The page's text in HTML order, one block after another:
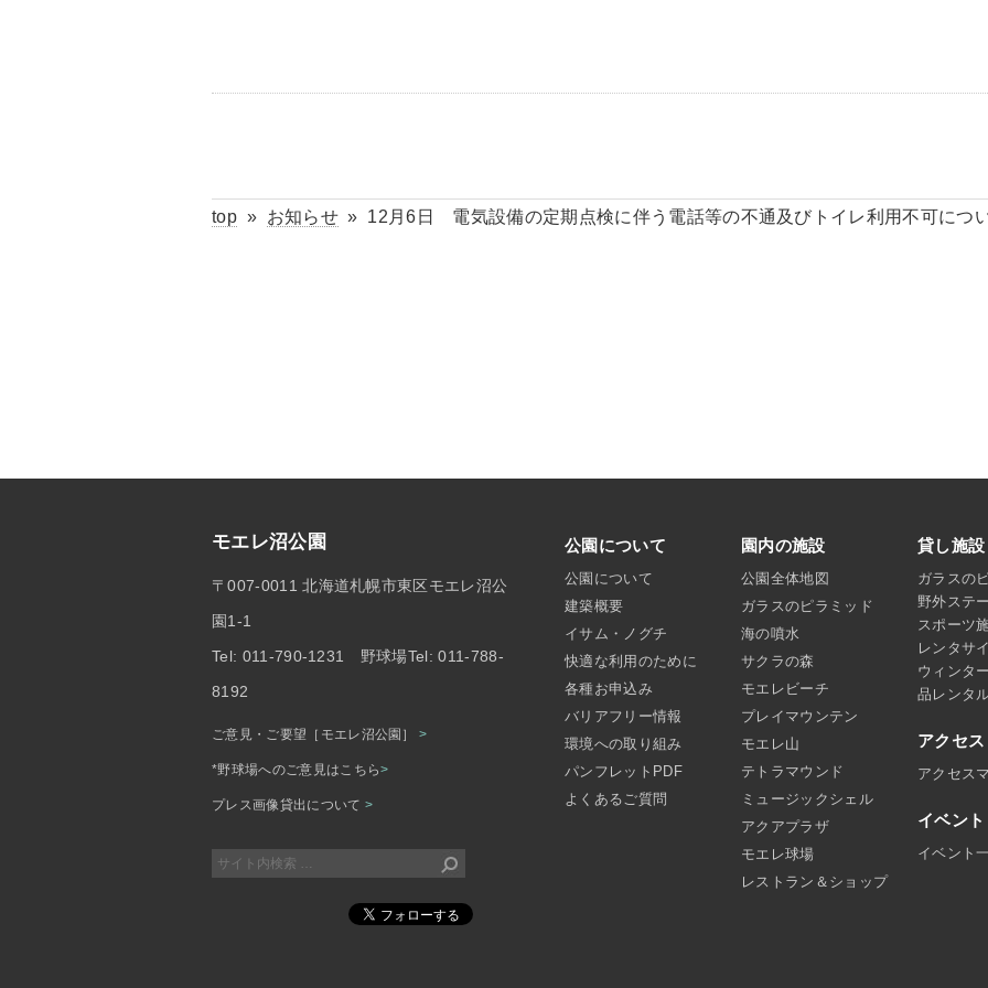
top» お知らせ» 12月6日 電気設備の定期点検に伴う電話等の不通及びトイレ利用不可につ
モエレ沼公園
〒007-0011 北海道札幌市東区モエレ沼公
園1-1
Tel: 011-790-1231 野球場Tel: 011-788-
8192
ご意見・ご要望［モエレ沼公園］>
*野球場へのご意見はこちら>
プレス画像貸出について >
公園について
公園について
建築概要
イサム・ノグチ
快適な利用のために
各種お申込み
バリアフリー情報
環境への取り組み
パンフレットPDF
よくあるご質問
園内の施設
公園全体地図
ガラスのピラミッド
海の噴水
サクラの森
モエレビーチ
プレイマウンテン
モエレ山
テトラマウンド
ミュージックシェル
アクアプラザ
モエレ球場
レストラン＆ショップ
貸し施設
ガラスの
野外ステ
スポーツ
レンタサ
ウィンタ
品レンタ
アクセス
アクセス
イベント
イベント